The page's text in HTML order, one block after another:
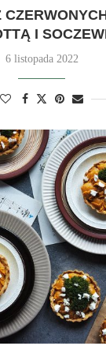
I
6 listopada 2022